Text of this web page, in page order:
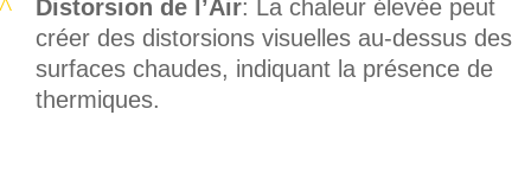
Distorsion de l’Air: La chaleur élevée peut
créer des distorsions visuelles au-dessus des
surfaces chaudes, indiquant la présence de
thermiques.